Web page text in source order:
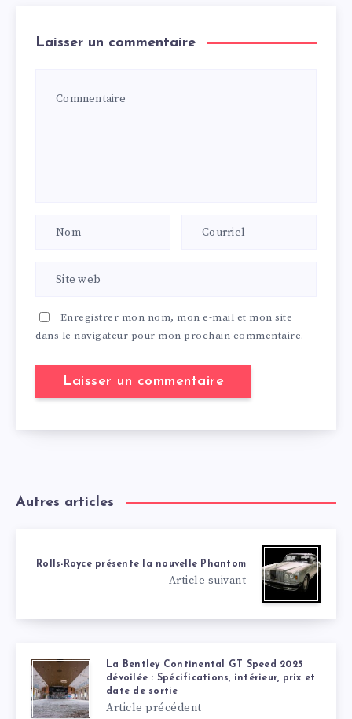
Laisser un commentaire
Enregistrer mon nom, mon e-mail et mon site
dans le navigateur pour mon prochain commentaire.
Autres articles
Rolls-Royce présente la nouvelle Phantom
Article suivant
La Bentley Continental GT Speed 2025
dévoilée : Spécifications, intérieur, prix et
date de sortie
Article précédent